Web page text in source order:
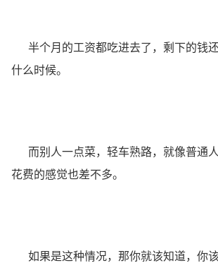
半个月的工资都吃进去了，剩下的钱还
什么时候。
而别人一点菜，轻车熟路，就像普通人
花费的感觉也差不多。
如果是这种情况，那你就该知道，你该